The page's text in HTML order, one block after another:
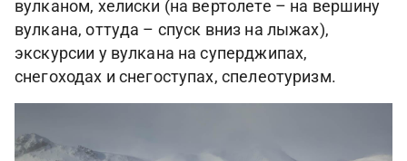
вулканом, хелиски (на вертолете – на вершину
вулкана, оттуда – спуск вниз на лыжах),
экскурсии у вулкана на суперджипах,
снегоходах и снегоступах, спелеотуризм.